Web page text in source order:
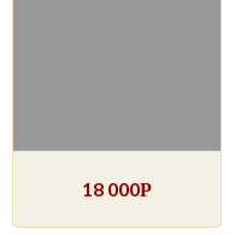
18 000Р